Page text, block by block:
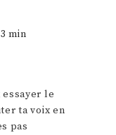
min
essayer le
ta voix en
pas